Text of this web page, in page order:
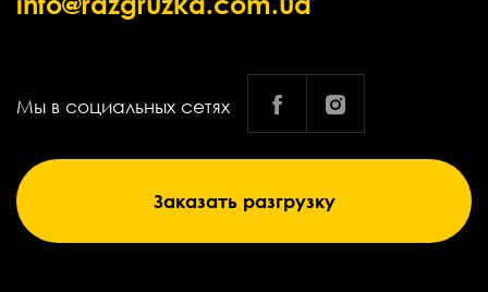
Мы в социальных сетях
Заказать разгрузку